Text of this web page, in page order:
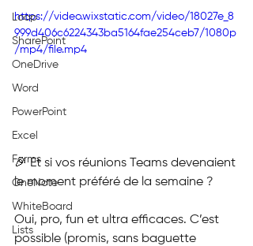
Loop
SharePoint
OneDrive
Word
PowerPoint
Excel
Forms
OneNote
WhiteBoard
Lists
https://video.wixstatic.com/video/18027e_8
999d406c6224343ba5164fae254ceb7/1080p
/mp4/file.mp4
🎉 Et si vos réunions Teams devenaient
le moment préféré de la semaine ?
Oui, pro, fun et ultra efficaces. C’est
possible (promis, sans baguette